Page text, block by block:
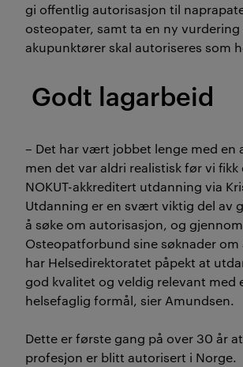
gi offentlig autorisasjon til
osteopater, samt ta en ny vurdering
akupunktører skal autoriseres som
Godt lagarbeid
– Det har vært jobbet lenge med en
men det var aldri realistisk før vi fikk
NOKUT-akkreditert utdanning via
Utdanning er en svært viktig del av
å søke om autorisasjon, og
Osteopatforbund sine søknader om
har Helsedirektoratet påpekt at
god kvalitet og veldig relevant med
helsefaglig formål, sier Amundsen.
Dette er første gang på over 30 år
profesjon er blitt autorisert i Norge.